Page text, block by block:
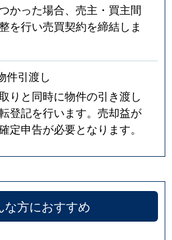
かった場合、売主・買主間
を行い売買契約を締結しま
件引渡し
りと同時に物件の引き渡し
登記を行います。売却益が
定申告が必要となります。
な方におすすめ